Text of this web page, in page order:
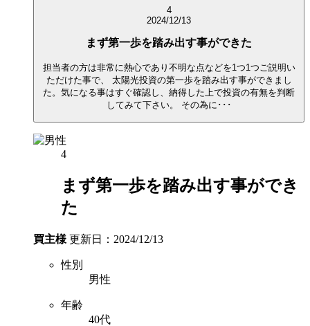
4
2024/12/13
まず第一歩を踏み出す事ができた
担当者の方は非常に熱心であり不明な点などを1つ1つご説明い
ただけた事で、 太陽光投資の第一歩を踏み出す事ができまし
た。気になる事はすぐ確認し、納得した上で投資の有無を判断
してみて下さい。 その為に･･･
4
まず第一歩を踏み出す事ができ
た
買主様 更新日：2024/12/13
性別
男性
年齢
40代